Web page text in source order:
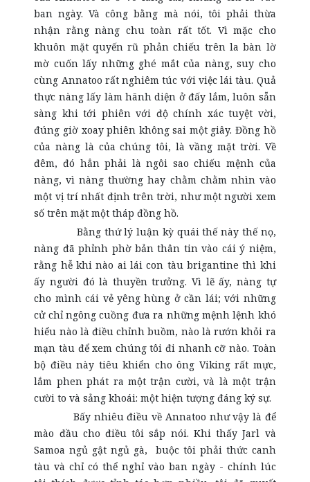
ban ngày. Và công bằng mà nói, tôi phải thừa
nhận rằng nàng chu toàn rất tốt. Vì mặc cho
khuôn mặt quyến rũ phản chiếu trên la bàn lờ
mờ cuốn lấy những ghé mắt của nàng, suy cho
cùng Annatoo rất nghiêm túc với việc lái tàu. Quả
thực nàng lấy làm hãnh diện ở đấy lắm, luôn sẵn
sàng khi tới phiên với độ chính xác tuyệt vời,
đúng giờ xoay phiên không sai một giây. Đồng hồ
của nàng là của chúng tôi, là vầng mặt trời. Về
đêm, đó hẳn phải là ngôi sao chiếu mệnh của
nàng, vì nàng thường hay chằm chằm nhìn vào
một vị trí nhất định trên trời, như một người xem
số trên mặt một tháp đồng hồ.
Bằng thứ lý luận kỳ quái thế này thế nọ,
nàng đã phỉnh phờ bản thân tin vào cái ý niệm,
rằng hễ khi nào ai lái con tàu brigantine thì khi
ấy người đó là thuyền trưởng. Vì lẽ ấy, nàng tự
cho mình cái vẻ yêng hùng ở cần lái; với những
cử chỉ ngông cuồng đưa ra những mệnh lệnh khó
hiểu nào là điều chỉnh buồm, nào là rướn khỏi ra
mạn tàu để xem chúng tôi đi nhanh cỡ nào. Toàn
bộ điều này tiêu khiển cho ông Viking rất mực,
lắm phen phát ra một trận cười, và là một trận
cười to và sảng khoái: một hiện tượng đáng ký sự.
Bấy nhiêu điều về Annatoo như vậy là để
mào đầu cho điều tôi sắp nói. Khi thấy Jarl và
Samoa ngủ gật ngủ gà, buộc tôi phải thức canh
tàu và chỉ có thể nghỉ vào ban ngày - chính lúc